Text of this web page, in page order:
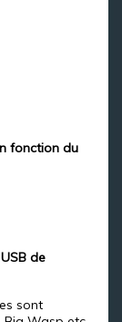
fonction du
de
sont